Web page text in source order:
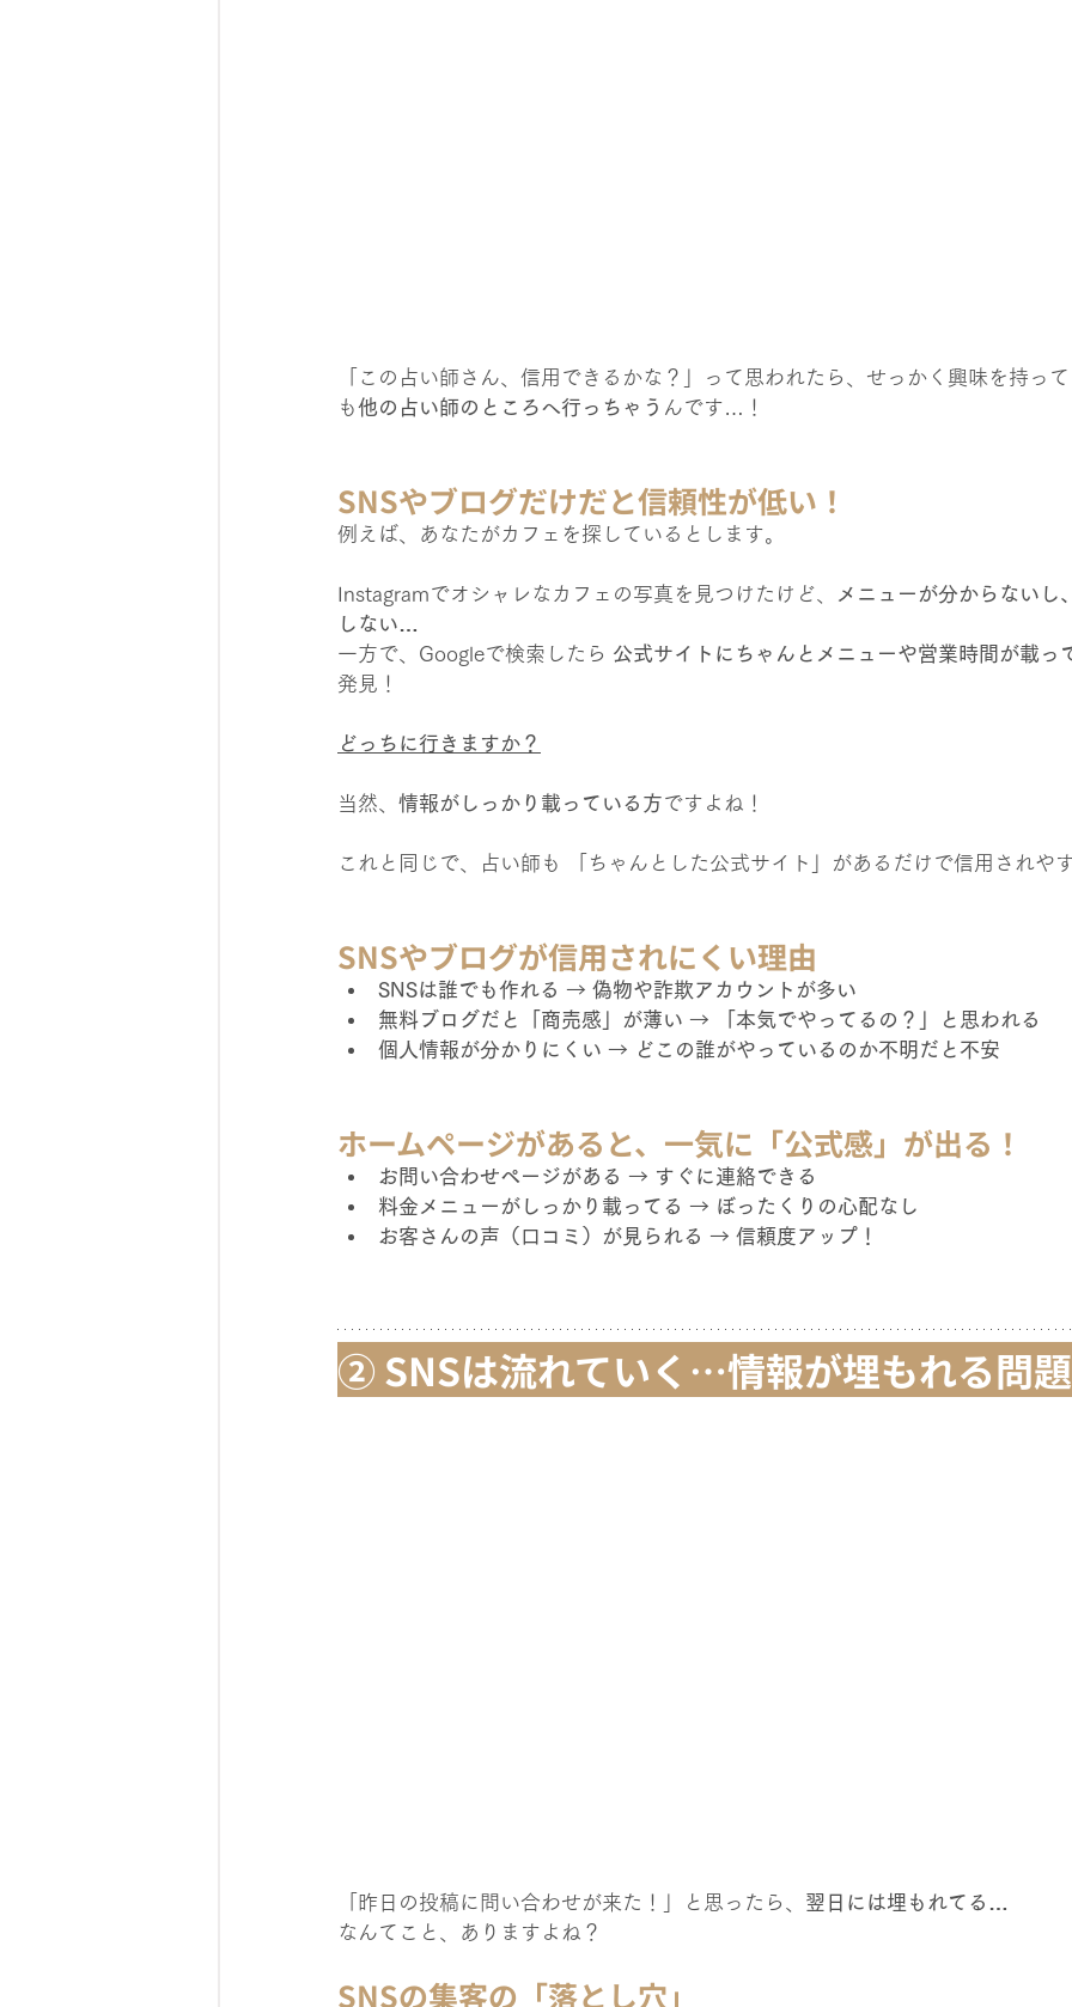
「この占い師さん、信用できるかな？」って思われたら、せっかく興味を持っ
も他の占い師のところへ行っちゃう んです…！
SNSやブログだけだと信頼性が低い！
例えば、あなたがカフェを探しているとします。
Instagramでオシャレなカフェの写真を見つけたけど、
メニューが分からないし
しない…
一方で、Googleで検索したら 公式サイトにちゃんとメニューや営業時間が載っ
発見！
どっちに行きますか？
当然、 情報がしっかり載っている方ですよね！
これと同じで、占い師も 「ちゃんとした公式サイト」があるだけで信用されや
SNSやブログが信用されにくい理由
SNSは誰でも作れる → 偽物や詐欺アカウントが多い
無料ブログだと「商売感」が薄い → 「本気でやってるの？」と思われる
個人情報が分かりにくい → どこの誰がやっているのか不明だと不安
ホームページがあると、一気に「公式感」が出る！
お問い合わせページがある → すぐに連絡できる
料金メニューがしっかり載ってる → ぼったくりの心配なし
お客さんの声（口コミ）が見られる → 信頼度アップ！
② SNSは流れていく…情報が埋もれる問題
「昨日の投稿に問い合わせが来た！」と思ったら、 翌日には埋もれてる…
なんてこと、ありますよね？
SNSの集客の「落とし穴」